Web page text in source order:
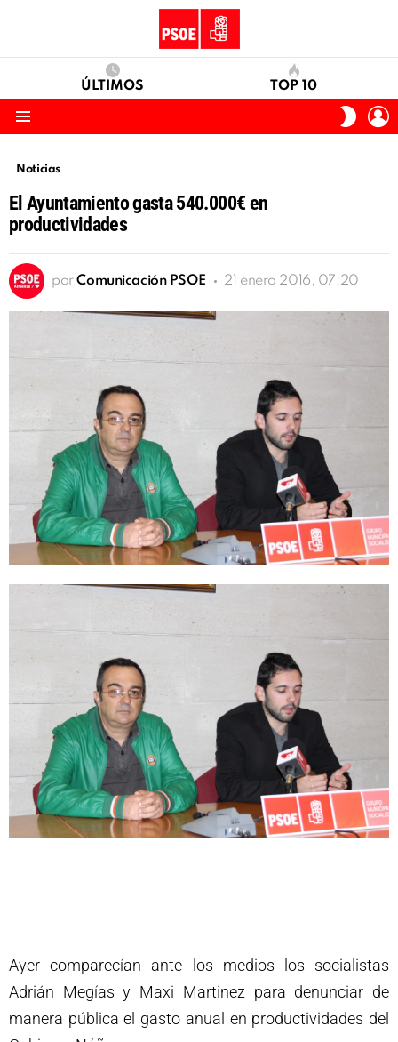
ÚLTIMOS TOP 10
SKIN
Noticias
El Ayuntamiento gasta 540.000€ en
productividades
por Comunicación PSOE 21 enero 2016, 07:20
Ayer comparecían ante los medios los socialistas
Adrián Megías y Maxi Martinez para denunciar de
manera pública el gasto anual en productividades del